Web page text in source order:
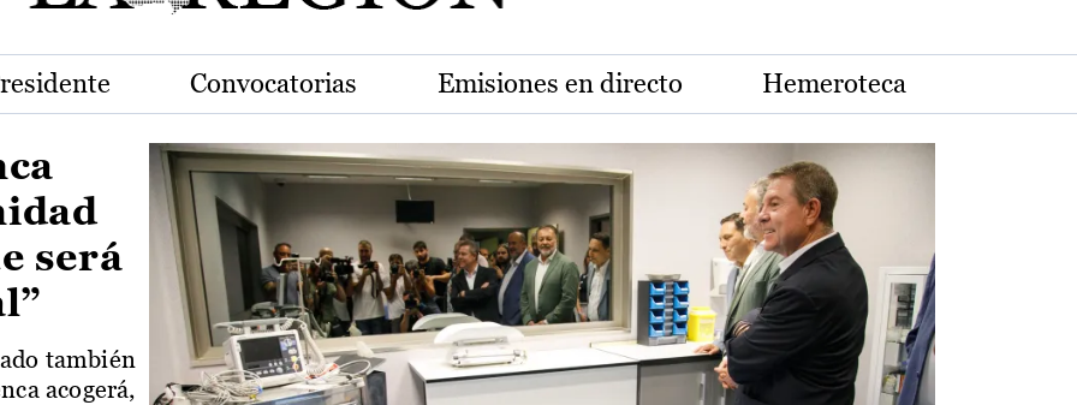
Convocatorias Emisiones en directo Hemeroteca
será
también
acogerá,